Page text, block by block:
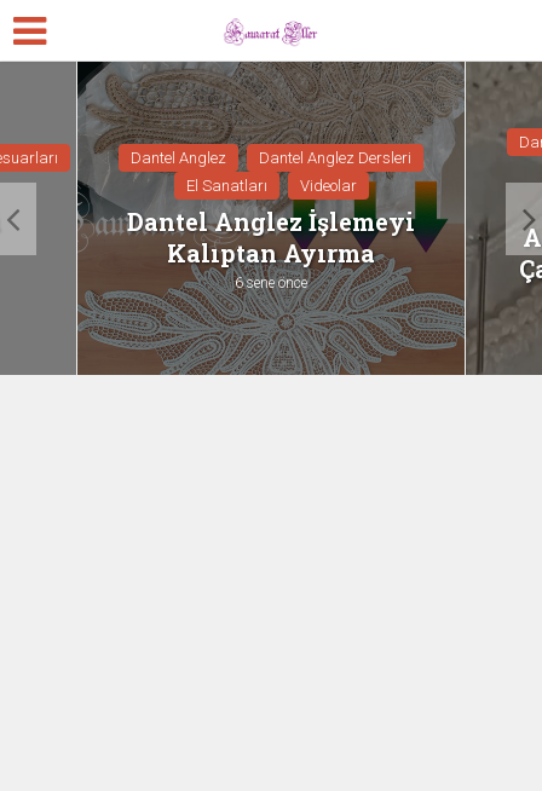
Dantel Anglez
Dantel Anglez Dersleri
El Sanatları
Videolar
Dantel Anglez İşlemeyi
Kalıptan Ayırma
6 sene önce